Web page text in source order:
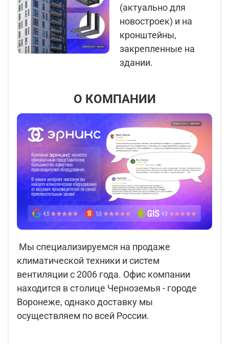
(актуально для
новостроек) и на
кронштейны,
закрепленные на
здании.
О КОМПАНИИ
Мы специализируемся на продаже
климатической техники и систем
вентиляции с 2006 года. Офис компании
находится в столице Черноземья - городе
Воронеже, однако доставку мы
осуществляем по всей России.